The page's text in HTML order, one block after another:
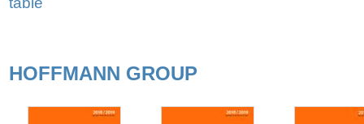
HOFFMANN GROUP